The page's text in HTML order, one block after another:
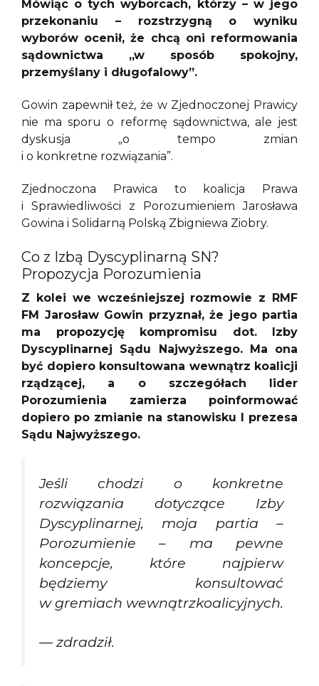
Mówiąc o tych wyborcach, którzy – w jego
przekonaniu – rozstrzygną o wyniku
wyborów ocenił, że chcą oni reformowania
sądownictwa „w sposób spokojny,
przemyślany i długofalowy”.
Gowin zapewnił też, że w Zjednoczonej Prawicy
nie ma sporu o reformę sądownictwa, ale jest
dyskusja „o tempo zmian
i o konkretne rozwiązania”.
Zjednoczona Prawica to koalicja Prawa
i Sprawiedliwości z Porozumieniem Jarosława
Gowina i Solidarną Polską Zbigniewa Ziobry.
Co z Izbą Dyscyplinarną SN?
Propozycja Porozumienia
Z kolei we wcześniejszej rozmowie z RMF
FM Jarosław Gowin przyznał, że jego partia
ma propozycję kompromisu dot. Izby
Dyscyplinarnej Sądu Najwyższego. Ma ona
być dopiero konsultowana wewnątrz koalicji
rządzącej, a o szczegółach lider
Porozumienia zamierza poinformować
dopiero po zmianie na stanowisku I prezesa
Sądu Najwyższego.
Jeśli chodzi o konkretne
rozwiązania dotyczące Izby
Dyscyplinarnej, moja partia –
Porozumienie – ma pewne
koncepcje, które najpierw
będziemy konsultować
w gremiach wewnątrzkoalicyjnych.
— zdradził.